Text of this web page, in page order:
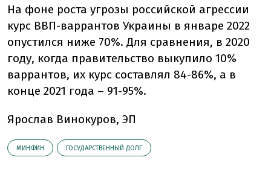
На фоне роста угрозы российской агрессии
курс ВВП-варрантов Украины в январе 2022
опустился ниже 70%. Для сравнения, в 2020
году, когда правительство выкупило 10%
варрантов, их курс составлял 84-86%, а в
конце 2021 года – 91-95%.
Ярослав Винокуров, ЭП
МИНФИН ГОСУДАРСТВЕННЫЙ ДОЛГ